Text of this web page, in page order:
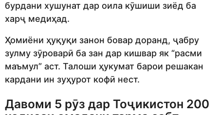
бурдани хушунат дар оила кӯшиши зиёд ба
харҷ медиҳад.
Ҳомиёни ҳуқуқи занон бовар доранд, ҷабру
зулму зӯроварӣ ба зан дар кишвар як “расми
маъмул” аст. Талоши ҳукумат барои решакан
кардани ин зуҳурот кофӣ нест.
Давоми 5 рӯз дар Тоҷикистон 200